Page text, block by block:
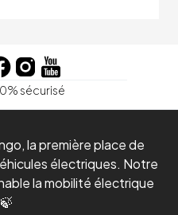
sécurisé
la première place de
électriques. Notre
la mobilité électrique